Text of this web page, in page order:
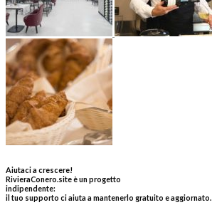
Aiutaci a crescere!
RivieraConero.site è un progetto
indipendente:
il tuo supporto ci aiuta a mantenerlo gratuito e aggiornato.